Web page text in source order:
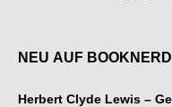
NEU AUF
Herbert Clyde Lewis –